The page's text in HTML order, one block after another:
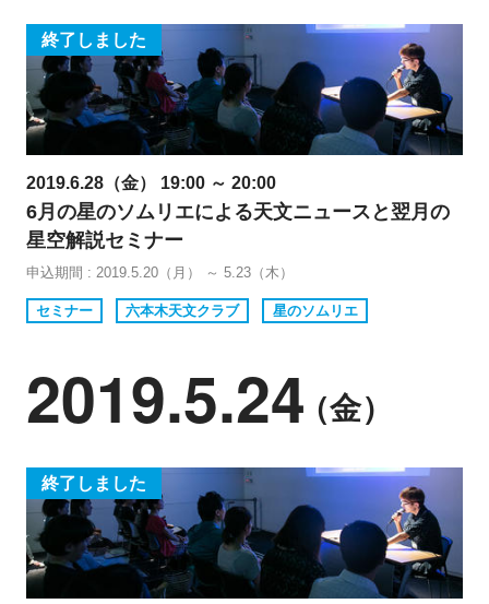
終了しました
2019.6.28（金） 19:00 ～ 20:00
6月の星のソムリエによる天文ニュースと翌月の
星空解説セミナー
申込期間 : 2019.5.20（月） ～ 5.23（木）
セミナー 六本木天文クラブ 星のソムリエ
2019.5.24（金）
終了しました